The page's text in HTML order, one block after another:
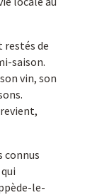
restés de
saison.
vin, son
connus
le-